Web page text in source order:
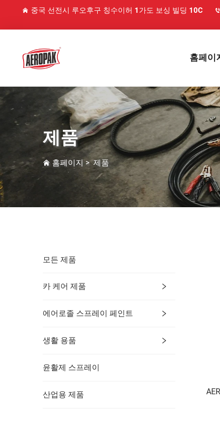
중국 선전시 루오후구 칭수이허 1가도 보싱 빌딩 10C
홈페이
제품
홈페이지>제품
모든 제품
카 케어 제품
에어로졸 스프레이 페인트
생활 용품
윤활제 스프레이
산업용 제품